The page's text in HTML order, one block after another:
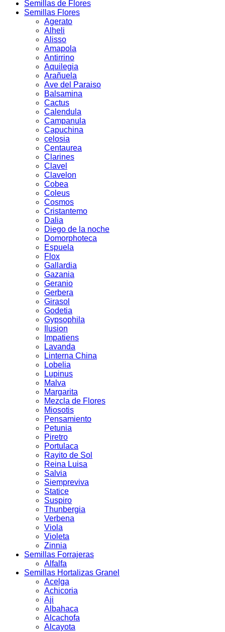
Semillas de Flores
Semillas Flores
Agerato
Alheli
Alisso
Amapola
Antirrino
Aquilegia
Arañuela
Ave del Paraiso
Balsamina
Cactus
Calendula
Campanula
Capuchina
celosia
Centaurea
Clarines
Clavel
Clavelon
Cobea
Coleus
Cosmos
Cristantemo
Dalia
Diego de la noche
Domorphoteca
Espuela
Flox
Gallardia
Gazania
Geranio
Gerbera
Girasol
Godetia
Gypsophila
Ilusion
Impatiens
Lavanda
Linterna China
Lobelia
Lupinus
Malva
Margarita
Mezcla de Flores
Miosotis
Pensamiento
Petunia
Piretro
Portulaca
Rayito de Sol
Reina Luisa
Salvia
Siempreviva
Statice
Suspiro
Thunbergia
Verbena
Viola
Violeta
Zinnia
Semillas Forrajeras
Alfalfa
Semillas Hortalizas Granel
Acelga
Achicoria
Aji
Albahaca
Alcachofa
Alcayota